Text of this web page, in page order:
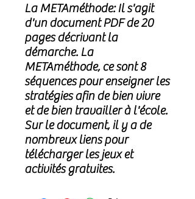
La METAméthode: Il s'agit
d'un document PDF de 20
pages décrivant la
démarche. La
METAméthode, ce sont 8
séquences pour enseigner les
stratégies afin de bien vivre
et de bien travailler à l'école.
Sur le document, il y a de
nombreux liens pour
télécharger les jeux et
activités gratuites.